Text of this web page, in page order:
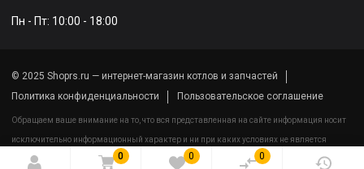
0 0 0
Пн - Пт: 10:00 - 18:00
© 2025 Shoprs.ru — интернет-магазин котлов и запчастей
Политика конфиденциальности
Пользовательское соглашение
Обращаем ваше внимание на то, что вся представленная на сайте информация носит
исключительно информационный характер и ни при каких условиях не является
публичной офертой определяемой положениями Статьи 437(2) Гражданского кодекса